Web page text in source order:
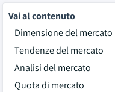
Vai al contenuto
Dimensione del mercato
Tendenze del mercato
Analisi del mercato
Quota di mercato